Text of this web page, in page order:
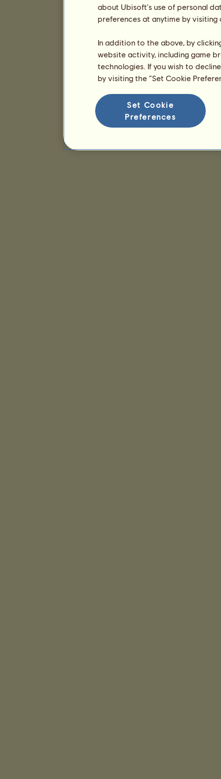
about Ubisoft's use of personal
preferences at anytime by
In addition to the above, by
website activity, including game
technologies. If you wish to
by visiting the “Set Cookie
Set Cookie
Preferences